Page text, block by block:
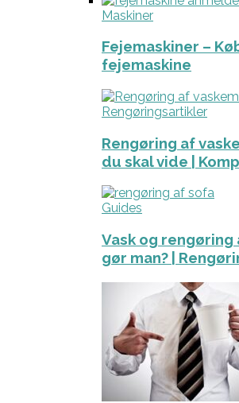
Maskiner
Fejemaskiner –
fejemaskine
Rengøringsartikler
Rengøring af
du skal vide |
Guides
Vask og rengøring
gør man? |